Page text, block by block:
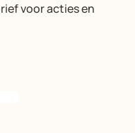
voor acties en